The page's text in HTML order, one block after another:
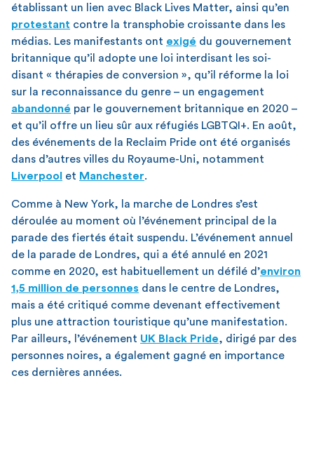
établissant un lien avec Black Lives Matter, ainsi qu’en
protestant contre la transphobie croissante dans les
médias. Les manifestants ont exigé du gouvernement
britannique qu’il adopte une loi interdisant les soi-
disant « thérapies de conversion », qu’il réforme la loi
sur la reconnaissance du genre – un engagement
abandonné par le gouvernement britannique en 2020 –
et qu’il offre un lieu sûr aux réfugiés LGBTQI+. En août,
des événements de la Reclaim Pride ont été organisés
dans d’autres villes du Royaume-Uni, notamment
Liverpool
et Manchester.
Comme à New York, la marche de Londres s’est
déroulée au moment où l’événement principal de la
parade des fiertés était suspendu. L’événement annuel
de la parade de Londres, qui a été annulé en 2021
comme en 2020, est habituellement un défilé d’environ
1,5 million de personnes dans le centre de Londres,
mais a été critiqué comme devenant effectivement
plus une attraction touristique qu’une manifestation.
Par ailleurs, l’événement UK Black Pride, dirigé par des
personnes noires, a également gagné en importance
ces dernières années.